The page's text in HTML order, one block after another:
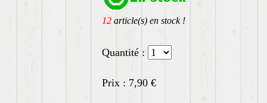
12 article(s) en stock !
Quantité :
Prix : 7,90 €